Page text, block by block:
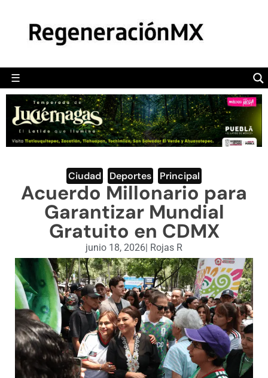
☰
POLÍTICA
CAMALEÓN
OPINIÓN
DEPORTES
ENGLISH SECTION
VIDEOS
Ciudad Deportes Principal
Acuerdo Millonario para
Garantizar Mundial
Gratuito en CDMX
junio 18, 2026| Rojas R